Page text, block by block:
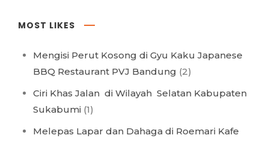
MOST LIKES
Mengisi Perut Kosong di Gyu Kaku Japanese
BBQ Restaurant PVJ Bandung (2)
Ciri Khas Jalan di Wilayah Selatan Kabupaten
Sukabumi (1)
Melepas Lapar dan Dahaga di Roemari Kafe